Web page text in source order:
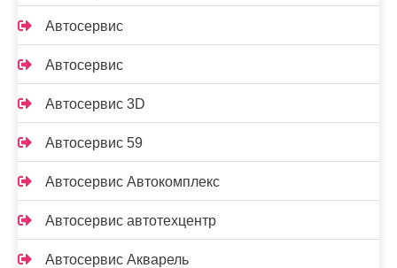
Автосервис
Автосервис
Автосервис 3D
Автосервис 59
Автосервис Автокомплекс
Автосервис автотехцентр
Автосервис Акварель